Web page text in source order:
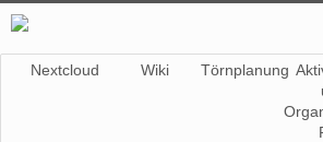
Nextcloud Wiki Törnplanung